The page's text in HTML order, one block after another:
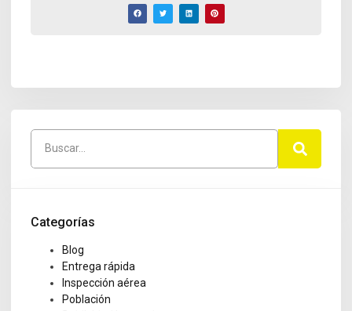
Categorías
Blog
Entrega rápida
Inspección aérea
Población